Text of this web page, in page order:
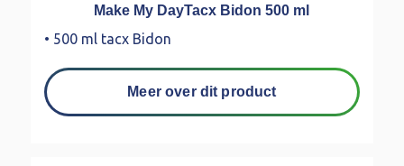
Make My DayTacx Bidon 500 ml
• 500 ml tacx Bidon
Meer over dit product